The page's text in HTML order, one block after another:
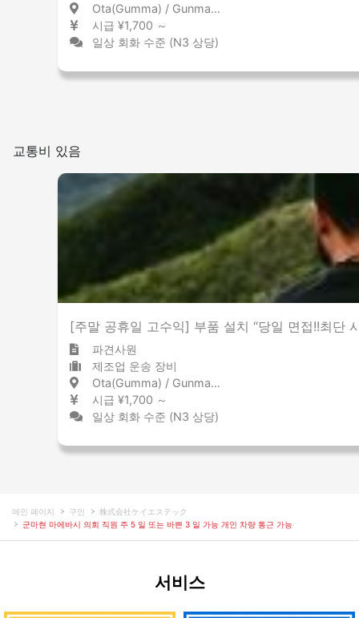
Ota(Gumma) / Gunma 太田(群馬) / 群馬県
시급 ¥1,700 ～
일상 회화 수준 (N3 상당)
교통비 있음
[주말 공휴일 고수익] 부품 설치 “당일 면접!!최단
파견사원
제조업 운송 장비
Ota(Gumma) / Gunma 太田(群馬) / 群馬県
시급 ¥1,700 ～
일상 회화 수준 (N3 상당)
메인 페이지 구인
株式会社ケイエステック
군마현 마에바시 의회 직원 주 5 일 또는 바쁜 3 일 가능 개인 차량 통근 가능
서비스